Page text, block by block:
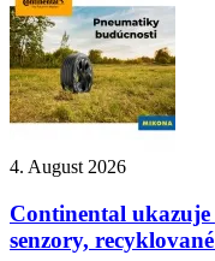
4. August 2026
Continental
senzory,